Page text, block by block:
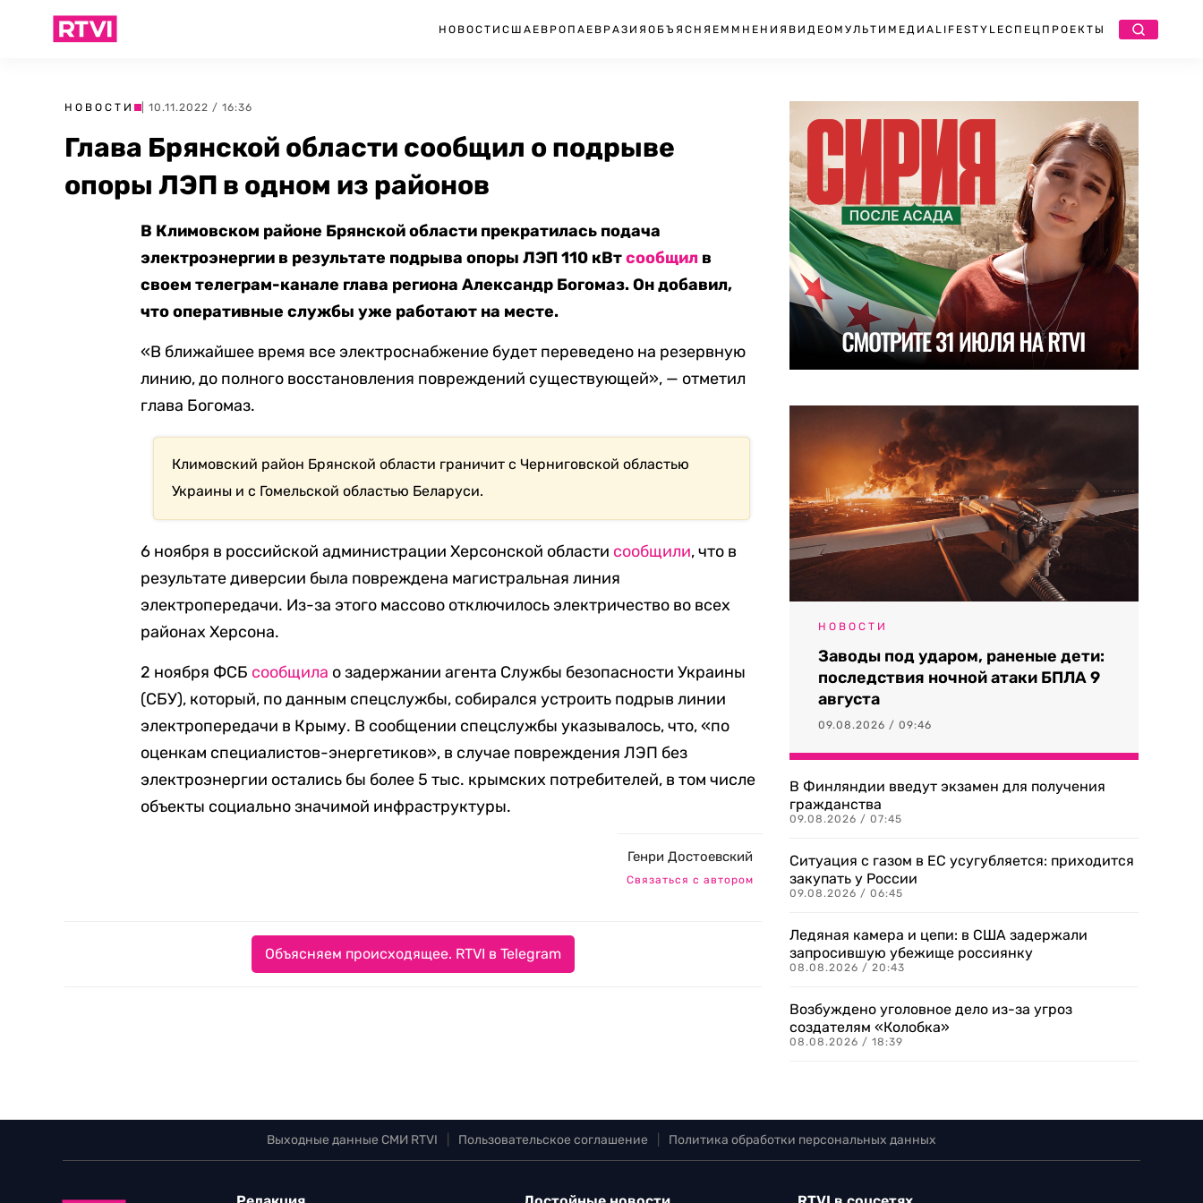
НОВОСТИ США ЕВРОПА ЕВРАЗИЯ ОБЪЯСНЯЕМ МНЕНИЯ ВИДЕО МУЛЬТИМЕДИА LIFESTYLEСПЕЦПРОЕКТЫ
НОВОСТИ | 10.11.2022 / 16:36
Глава Брянской области сообщил о подрыве
опоры ЛЭП в одном из районов
В Климовском районе Брянской области прекратилась подача
электроэнергии в результате подрыва опоры ЛЭП 110 кВтсообщил в
своем телеграм-канале глава региона Александр Богомаз. Он добавил,
что оперативные службы уже работают на месте.
«В ближайшее время все электроснабжение будет переведено на резервную
линию, до полного восстановления повреждений существующей», — отметил
глава Богомаз.
Климовский район Брянской области граничит с Черниговской областью
Украины и с Гомельской областью Беларуси.
6 ноября в российской администрации Херсонской области сообщили, что в
результате диверсии была повреждена магистральная линия
электропередачи. Из-за этого массово отключилось электричество во всех
районах Херсона.
2 ноября ФСБ сообщила о задержании агента Службы безопасности Украины
(СБУ), который, по данным спецслужбы, собирался устроить подрыв линии
электропередачи в Крыму. В сообщении спецслужбы указывалось, что, «по
оценкам специалистов-энергетиков», в случае повреждения ЛЭП без
электроэнергии остались бы более 5 тыс. крымских потребителей, в том числе
объекты социально значимой инфраструктуры.
Генри Достоевский
Связаться с автором
Объясняем происходящее. RTVI в Telegram
НОВОСТИ
Заводы под ударом, раненые дети:
последствия ночной атаки БПЛА 9
августа
09.08.2026 / 09:46
В Финляндии введут экзамен для получения
гражданства
09.08.2026 / 07:45
Ситуация с газом в ЕС усугубляется: приходится
закупать у России
09.08.2026 / 06:45
Ледяная камера и цепи: в США задержали
запросившую убежище россиянку
08.08.2026 / 20:43
Возбуждено уголовное дело из-за угроз
создателям «Колобка»
08.08.2026 / 18:39
Выходные данные СМИ RTVI Пользовательское соглашение Политика обработки персональных данных